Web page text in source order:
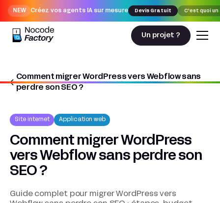
NEW Créez vos agents IA sur mesure Devis Gratuit C'est quoi un
Un projet ?
Comment migrer WordPress vers Webflow sans
perdre son SEO ?
Nocodefactory
Site internet
Site internet Application web
Comment migrer WordPress
vers Webflow sans perdre son
SEO ?
Guide complet pour migrer WordPress vers